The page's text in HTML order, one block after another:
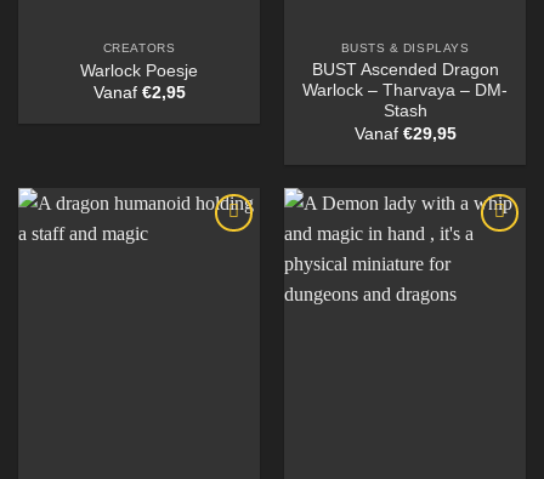
CREATORS
Warlock Poesje
Vanaf €2,95
BUSTS & DISPLAYS
BUST Ascended Dragon
Warlock – Tharvaya – DM-
Stash
Vanaf €29,95